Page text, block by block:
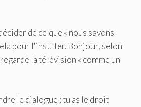
de ce que « nous savons
pour l'insulter. Bonjour, selon
regarde la télévision « comme un
le dialogue ; tu as le droit